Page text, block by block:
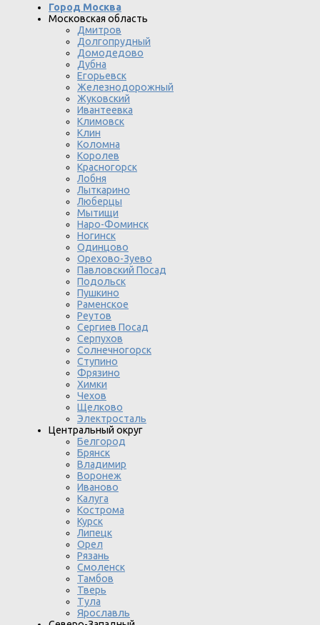
Город Москва
Московская область
Дмитров
Долгопрудный
Домодедово
Дубна
Егорьевск
Железнодорожный
Жуковский
Ивантеевка
Климовск
Клин
Коломна
Королев
Красногорск
Лобня
Лыткарино
Люберцы
Мытищи
Наро-Фоминск
Ногинск
Одинцово
Орехово-Зуево
Павловский Посад
Подольск
Пушкино
Раменское
Реутов
Сергиев Посад
Серпухов
Солнечногорск
Ступино
Фрязино
Химки
Чехов
Щелково
Электросталь
Центральный округ
Белгород
Брянск
Владимир
Воронеж
Иваново
Калуга
Кострома
Курск
Липецк
Орел
Рязань
Смоленск
Тамбов
Тверь
Тула
Ярославль